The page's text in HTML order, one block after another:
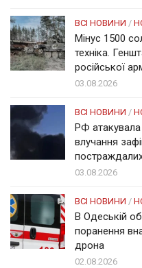
ВСІ НОВИНИ /
Мінус 1500
техніка.
російської
03.08.2026
ВСІ НОВИНИ /
РФ атакувала
влучання
03.08.2026
ВСІ НОВИНИ /
В Одеській
поранення
дрона
02.08.2026